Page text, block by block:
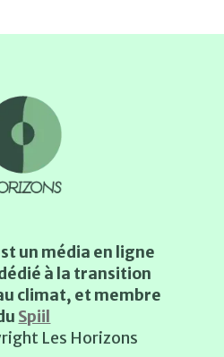
un média en ligne
à la transition
climat, et membre
Spiil
Les Horizons